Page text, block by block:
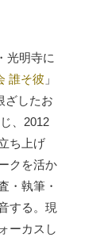
光明寺に
誰そ彼 」
ざしたお
、2012
ち上げ
クを活か
・執筆・
する。現
ーカスし